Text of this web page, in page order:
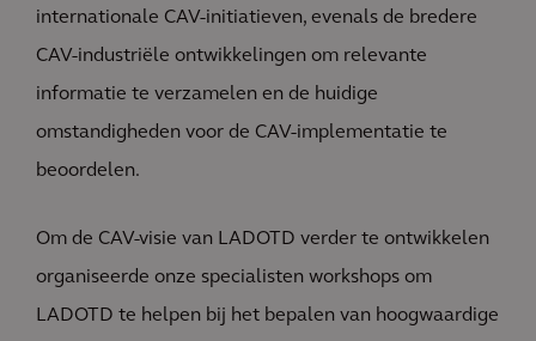
internationale CAV-initiatieven, evenals de bredere
CAV-industriële ontwikkelingen om relevante
informatie te verzamelen en de huidige
omstandigheden voor de CAV-implementatie te
beoordelen.
Om de CAV-visie van LADOTD verder te ontwikkelen
organiseerde onze specialisten workshops om
LADOTD te helpen bij het bepalen van hoogwaardige